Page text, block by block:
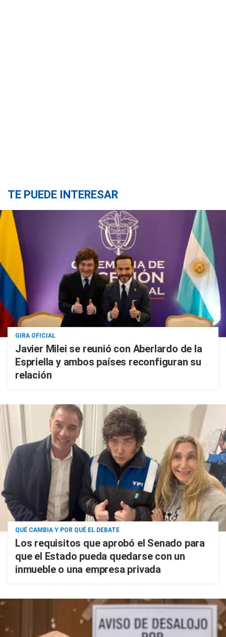
TE PUEDE INTERESAR
GIRA OFICIAL
Javier Milei se reunió con Aberlardo de la
Espriella y ambos países reconfiguran su
relación
QUÉ CAMBIA Y POR QUÉ EL DEBATE
Los requisitos que aprobó el Senado para
que el Estado pueda quedarse con un
inmueble o una empresa privada